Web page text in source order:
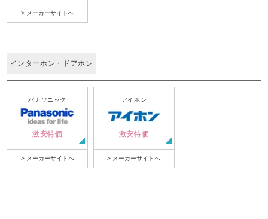
> メーカーサイトへ
インターホン・ドアホン
パナソニック
激安特価
> メーカーサイトへ
アイホン
激安特価
> メーカーサイトへ